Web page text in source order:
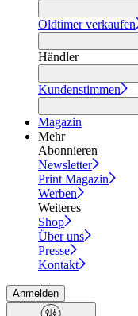
Oldtimer verkaufen
Händler
Kundenstimmen
Magazin
Mehr
Abonnieren
Newsletter
Print Magazin
Werben
Weiteres
Shop
Über uns
Presse
Kontakt
Anmelden